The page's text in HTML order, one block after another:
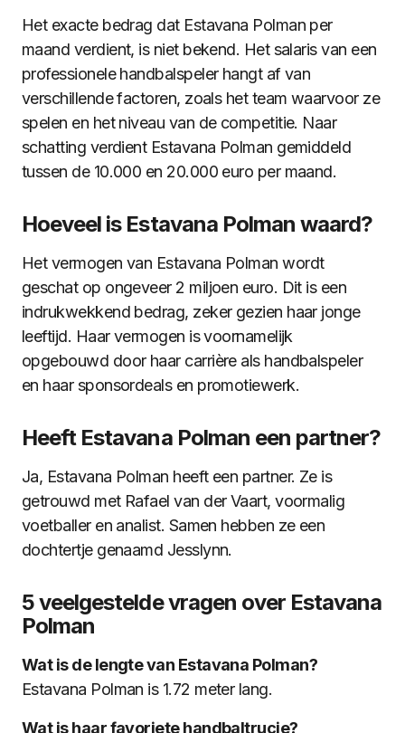
Het exacte bedrag dat Estavana Polman per
maand verdient, is niet bekend. Het salaris van een
professionele handbalspeler hangt af van
verschillende factoren, zoals het team waarvoor ze
spelen en het niveau van de competitie. Naar
schatting verdient Estavana Polman gemiddeld
tussen de 10.000 en 20.000 euro per maand.
Hoeveel is Estavana Polman waard?
Het vermogen van Estavana Polman wordt
geschat op ongeveer 2 miljoen euro. Dit is een
indrukwekkend bedrag, zeker gezien haar jonge
leeftijd. Haar vermogen is voornamelijk
opgebouwd door haar carrière als handbalspeler
en haar sponsordeals en promotiewerk.
Heeft Estavana Polman een partner?
Ja, Estavana Polman heeft een partner. Ze is
getrouwd met Rafael van der Vaart, voormalig
voetballer en analist. Samen hebben ze een
dochtertje genaamd Jesslynn.
5 veelgestelde vragen over Estavana
Polman
Wat is de lengte van Estavana Polman?
Estavana Polman is 1.72 meter lang.
Wat is haar favoriete handbaltrucje?